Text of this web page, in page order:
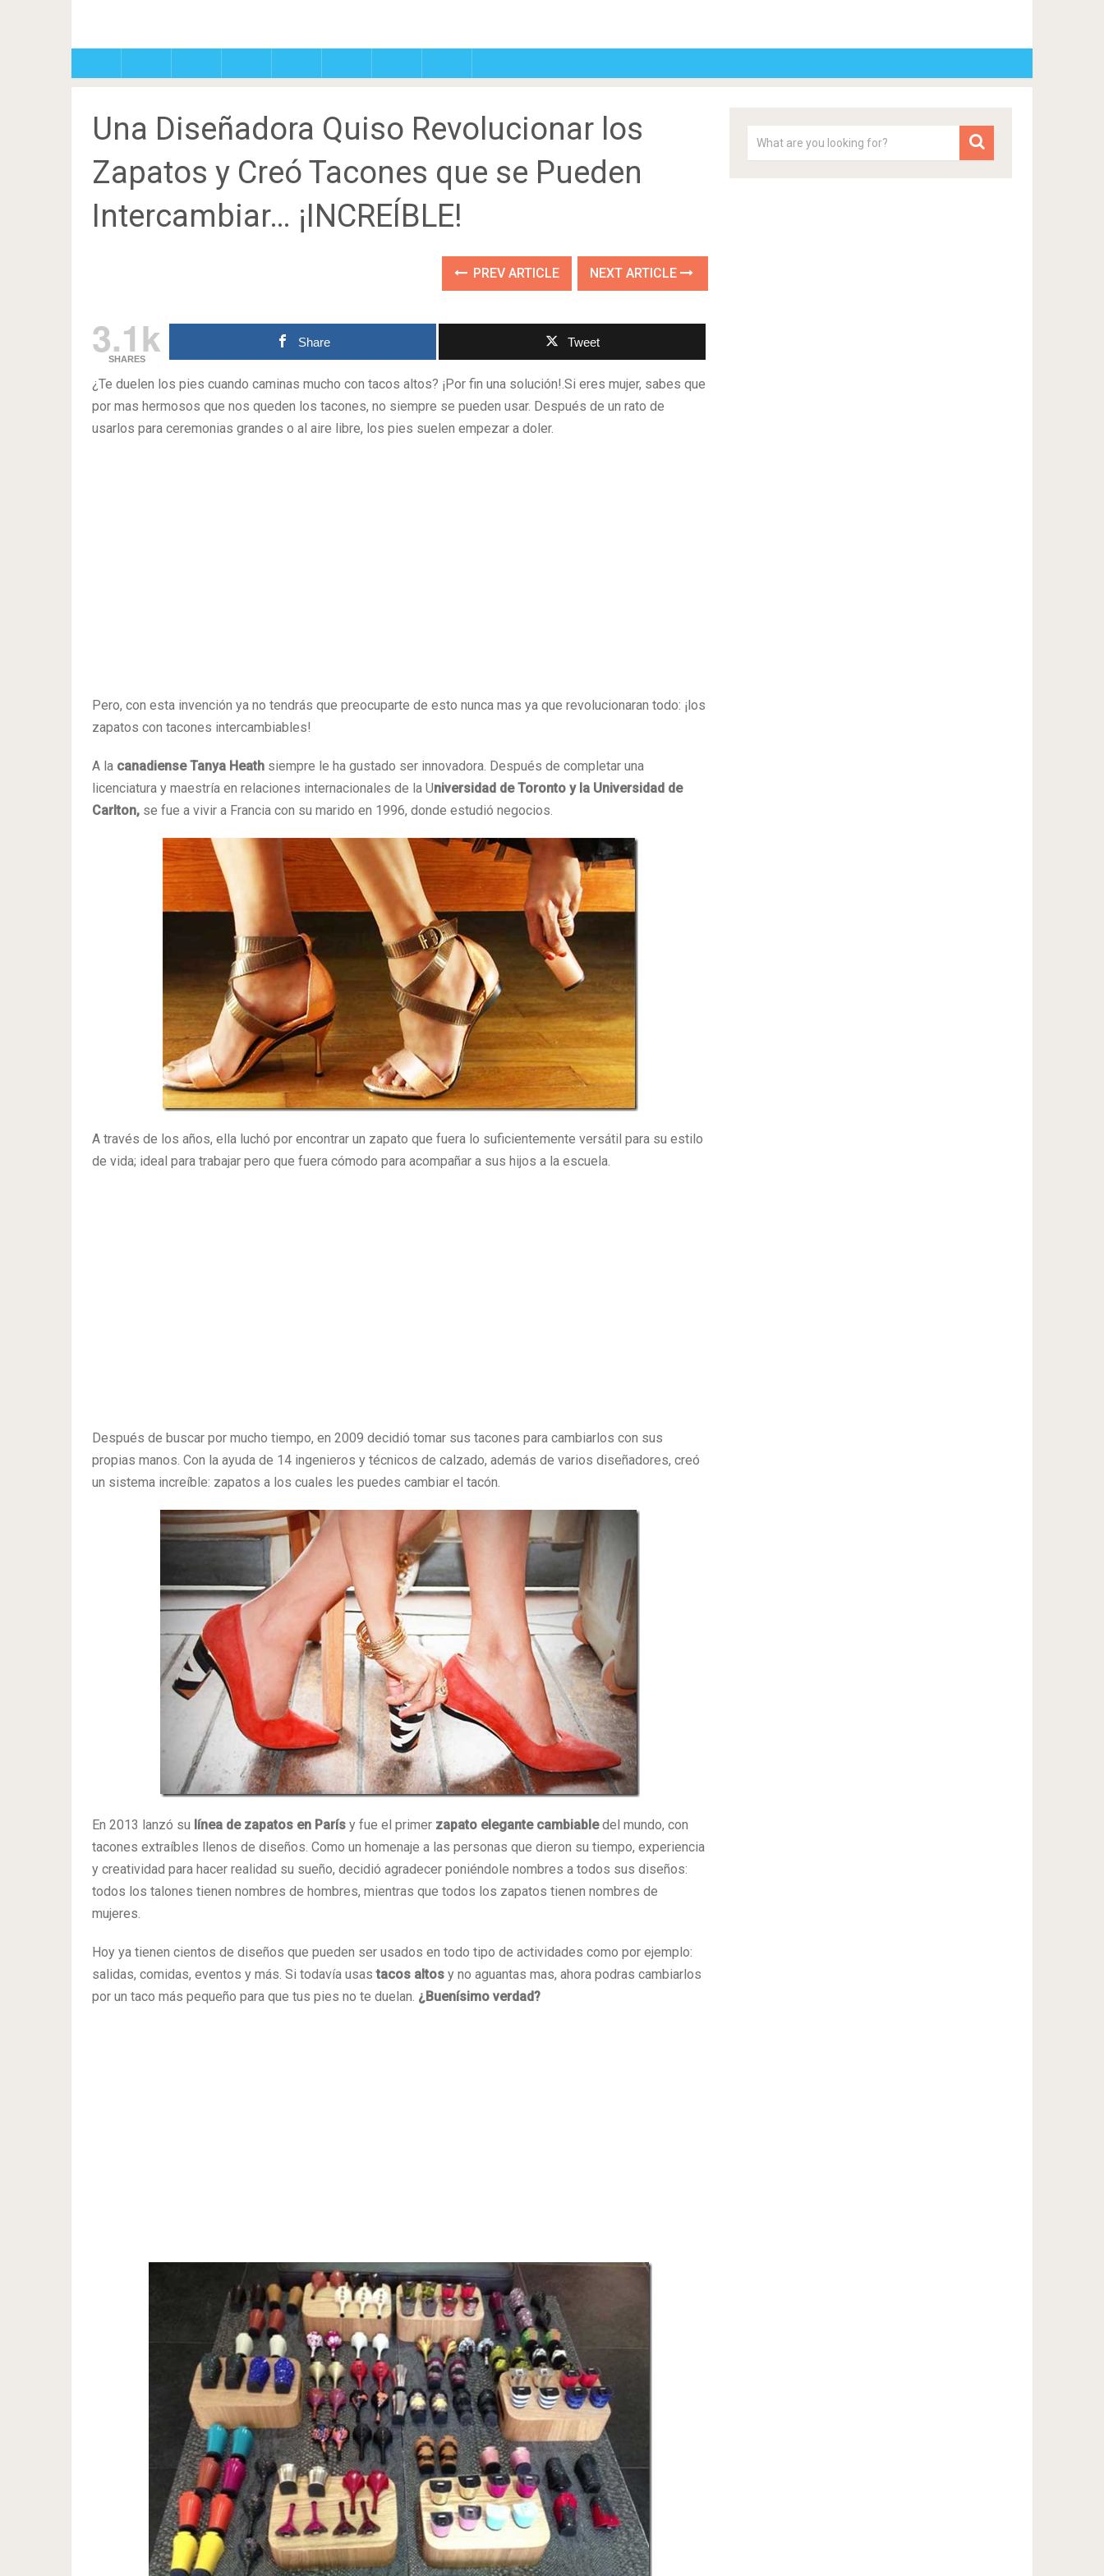
Una Diseñadora Quiso Revolucionar los
Zapatos y Creó Tacones que se Pueden
Intercambiar… ¡INCREÍBLE!
PREV ARTICLE NEXT ARTICLE
3.1k
SHARES
Share Tweet
¿Te duelen los pies cuando caminas mucho con tacos altos? ¡Por fin una solución!.Si eres mujer, sabes que
por mas hermosos que nos queden los tacones, no siempre se pueden usar. Después de un rato de
usarlos para ceremonias grandes o al aire libre, los pies suelen empezar a doler.
Pero, con esta invención ya no tendrás que preocuparte de esto nunca mas ya que revolucionaran todo: ¡los
zapatos con tacones intercambiables!
A la canadiense Tanya Heath siempre le ha gustado ser innovadora. Después de completar una
licenciatura y maestría en relaciones internacionales de la Universidad de Toronto y la Universidad de
Carlton, se fue a vivir a Francia con su marido en 1996, donde estudió negocios.
A través de los años, ella luchó por encontrar un zapato que fuera lo suficientemente versátil para su estilo
de vida; ideal para trabajar pero que fuera cómodo para acompañar a sus hijos a la escuela.
Después de buscar por mucho tiempo, en 2009 decidió tomar sus tacones para cambiarlos con sus
propias manos. Con la ayuda de 14 ingenieros y técnicos de calzado, además de varios diseñadores, creó
un sistema increíble: zapatos a los cuales les puedes cambiar el tacón.
En 2013 lanzó su línea de zapatos en París y fue el primer zapato elegante cambiabledel mundo, con
tacones extraíbles llenos de diseños. Como un homenaje a las personas que dieron su tiempo, experiencia
y creatividad para hacer realidad su sueño, decidió agradecer poniéndole nombres a todos sus diseños:
todos los talones tienen nombres de hombres, mientras que todos los zapatos tienen nombres de
mujeres.
Hoy ya tienen cientos de diseños que pueden ser usados en todo tipo de actividades como por ejemplo:
salidas, comidas, eventos y más. Si todavía usastacos altos y no aguantas mas, ahora podras cambiarlos
por un taco más pequeño para que tus pies no te duelan. ¿Buenísimo verdad?